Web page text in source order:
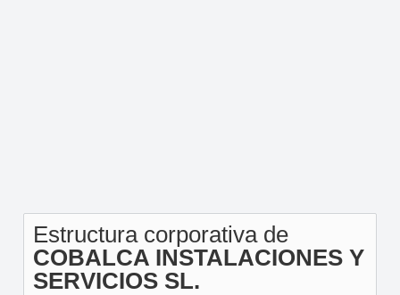
Estructura corporativa de
COBALCA INSTALACIONES Y
SERVICIOS SL.